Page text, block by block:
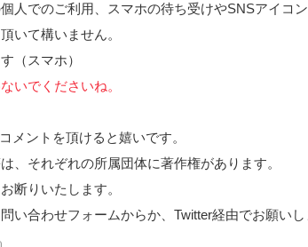
人でのご利用、スマホの待ち受けやSNSアイコ
いて構いません。
（スマホ）
いでくださいね。
メントを頂けると嬉いです。
、それぞれの所属団体に著作権があります。
断りいたします。
い合わせフォームからか、Twitter経由でお願いし